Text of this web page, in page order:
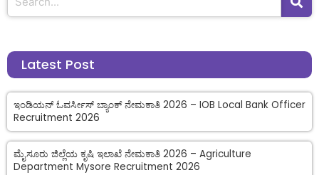
Latest Post
ಇಂಡಿಯನ್ ಓವರ್ಸೀಸ್ ಬ್ಯಾಂಕ್ ನೇಮಕಾತಿ 2026 – IOB Local Bank Officer
Recruitment 2026
ಮೈಸೂರು ಜಿಲ್ಲೆಯ ಕೃಷಿ ಇಲಾಖೆ ನೇಮಕಾತಿ 2026 – Agriculture
Department Mysore Recruitment 2026